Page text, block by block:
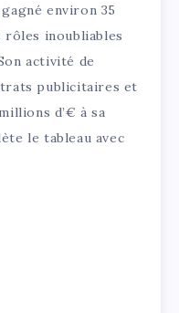
environ 35
rôles inoubliables
activité de
publicitaires et
d’€ à sa
le tableau avec